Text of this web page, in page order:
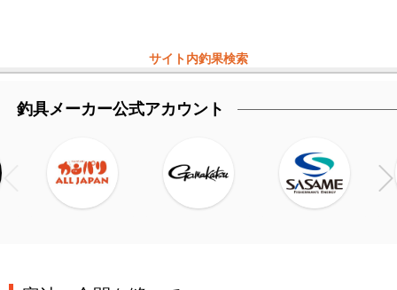
サイト内釣果検索
釣具メーカー公式アカウント